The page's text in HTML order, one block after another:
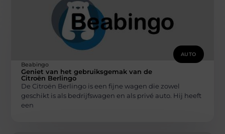
AUTO
Beabingo
Geniet van het gebruiksgemak van de
Citroën Berlingo
De Citroën Berlingo is een fijne wagen die zowel
geschikt is als bedrijfswagen en als privé auto. Hij heeft
een